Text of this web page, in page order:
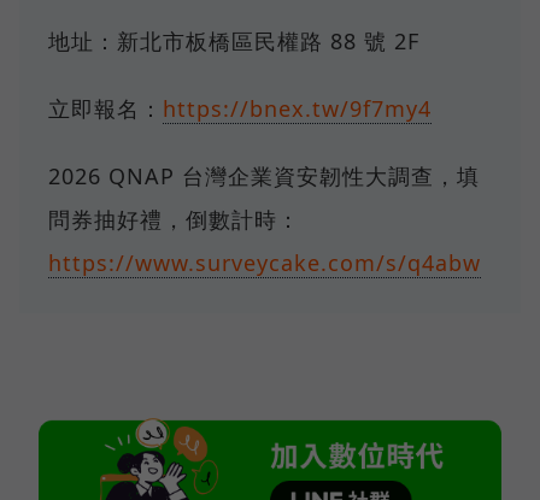
地址：新北市板橋區民權路 88 號 2F
立即報名： https://bnex.tw/9f7my4
2026 QNAP 台灣企業資安韌性大調查，填
問券抽好禮，倒數計時：
https://www.surveycake.com/s/q4abw